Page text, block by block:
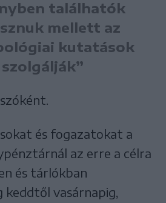
találhatók
mellett az
kutatások
és fogazatokat a
az erre a célra
és tárlókban
vasárnapig,